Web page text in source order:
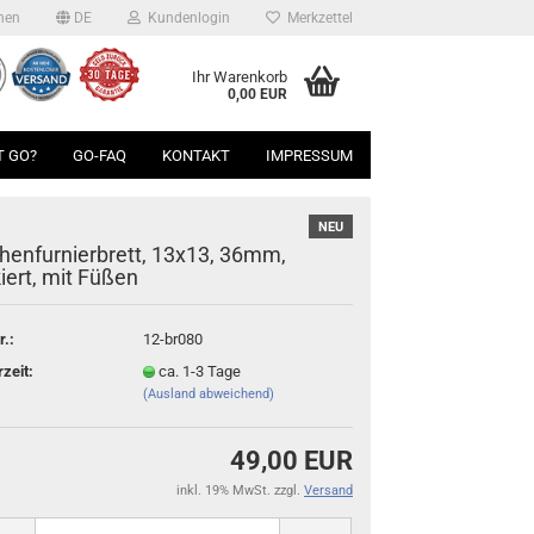
DE Kundenlogin Merkzettel
Ihr Warenkorb
0,00 EUR
GO? GO-FAQ KONTAKT IMPRESSUM
NEU
13x13, 36mm,
mit Füßen
12-br080
ca. 1-3 Tage
(Ausland abweichend)
49,00 EUR
inkl. 19% MwSt. zzgl. Versand